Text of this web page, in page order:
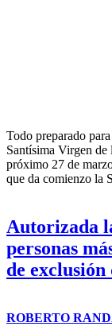
Todo preparado
Santísima Virgen de
próximo 27 de
que da comienzo la
Autorizada